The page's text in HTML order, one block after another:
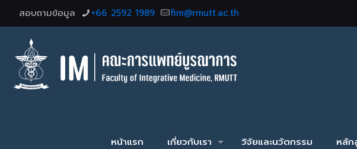
สอบถามข้อมูล +66 2592 1989 fim@rmutt.ac.th
หน้าแรก เกี่ยวกับเรา วิจัยและนวัตกรรม หลัก